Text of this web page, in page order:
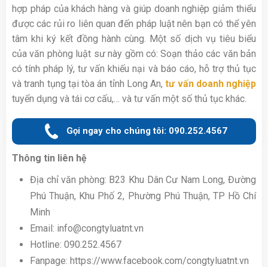
hợp pháp của khách hàng và giúp doanh nghiệp giảm thiểu
được các rủi ro liên quan đến pháp luật nên bạn có thể yên
tâm khi ký kết đồng hành cùng. Một số dịch vụ tiêu biểu
của văn phòng luật sư này gồm có: Soạn thảo các văn bản
có tính pháp lý, tư vấn khiếu nại và báo cáo, hỗ trợ thủ tục
và tranh tụng tại tòa án tỉnh Long An,tư vấn doanh nghiệp
tuyển dụng và tái cơ cấu,… và tư vấn một số thủ tục khác.
Gọi ngay cho chúng tôi: 090.252.4567
Thông tin liên hệ
Địa chỉ văn phòng: B23 Khu Dân Cư Nam Long, Đường
Phú Thuận, Khu Phố 2, Phường Phú Thuận, TP Hồ Chí
Minh
Email: info@congtyluatnt.vn
Hotline: 090.252.4567
Fanpage: https://www.facebook.com/congtyluatnt.vn